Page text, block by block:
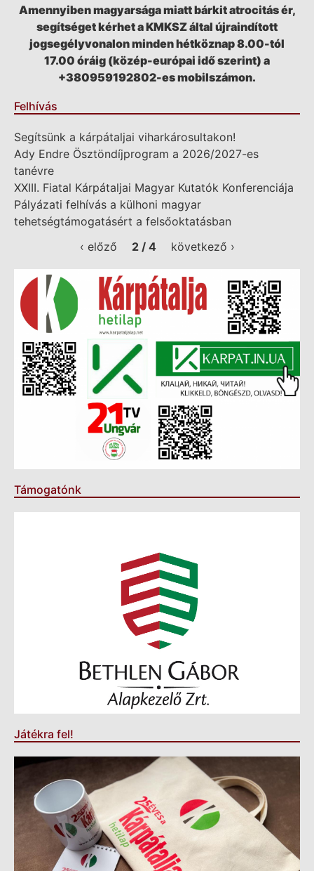
Amennyiben magyarsága miatt bárkit atrocitás ér,
segítséget kérhet a KMKSZ által újraindított
jogsegélyvonalon minden hétköznap 8.00-tól
17.00 óráig (közép-európai idő szerint) a
+380959192802-es mobilszámon.
Felhívás
Segítsünk a kárpátaljai viharkárosultakon!
Ady Endre Ösztöndíjprogram a 2026/2027-es
tanévre
XXIII. Fiatal Kárpátaljai Magyar Kutatók Konferenciája
Pályázati felhívás a külhoni magyar
tehetségtámogatásért a felsőoktatásban
‹ előző
2 / 4 következő ›
Támogatónk
Játékra fel!